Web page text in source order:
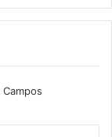
Campos